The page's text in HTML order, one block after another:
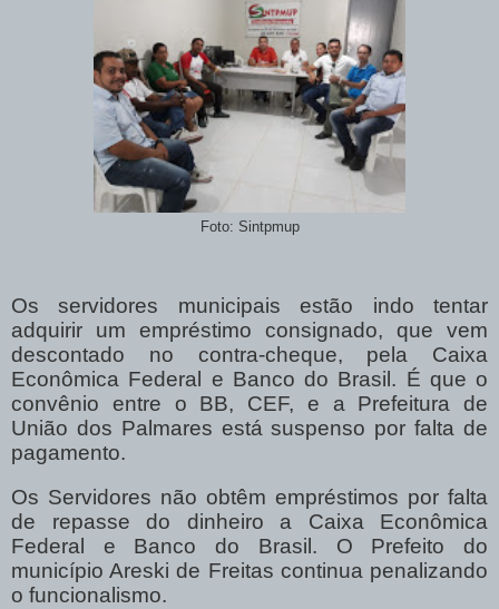
Foto: Sintpmup
Os servidores municipais estão indo tentar
adquirir um empréstimo consignado, que vem
descontado no contra-cheque, pela Caixa
Econômica Federal e Banco do Brasil. É que o
convênio entre o BB, CEF, e a Prefeitura de
União dos Palmares está suspenso por falta de
pagamento.
Os Servidores não obtêm empréstimos por falta
de repasse do dinheiro a Caixa Econômica
Federal e Banco do Brasil. O Prefeito do
município Areski de Freitas continua penalizando
o funcionalismo.